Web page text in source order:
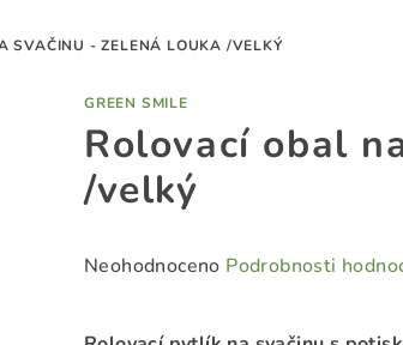
SVAČINU - ZELENÁ LOUKA /VELKÝ
GREEN SMILE
Rolovací obal
/velký
Průměrné
Neohodnoceno Podrobnosti